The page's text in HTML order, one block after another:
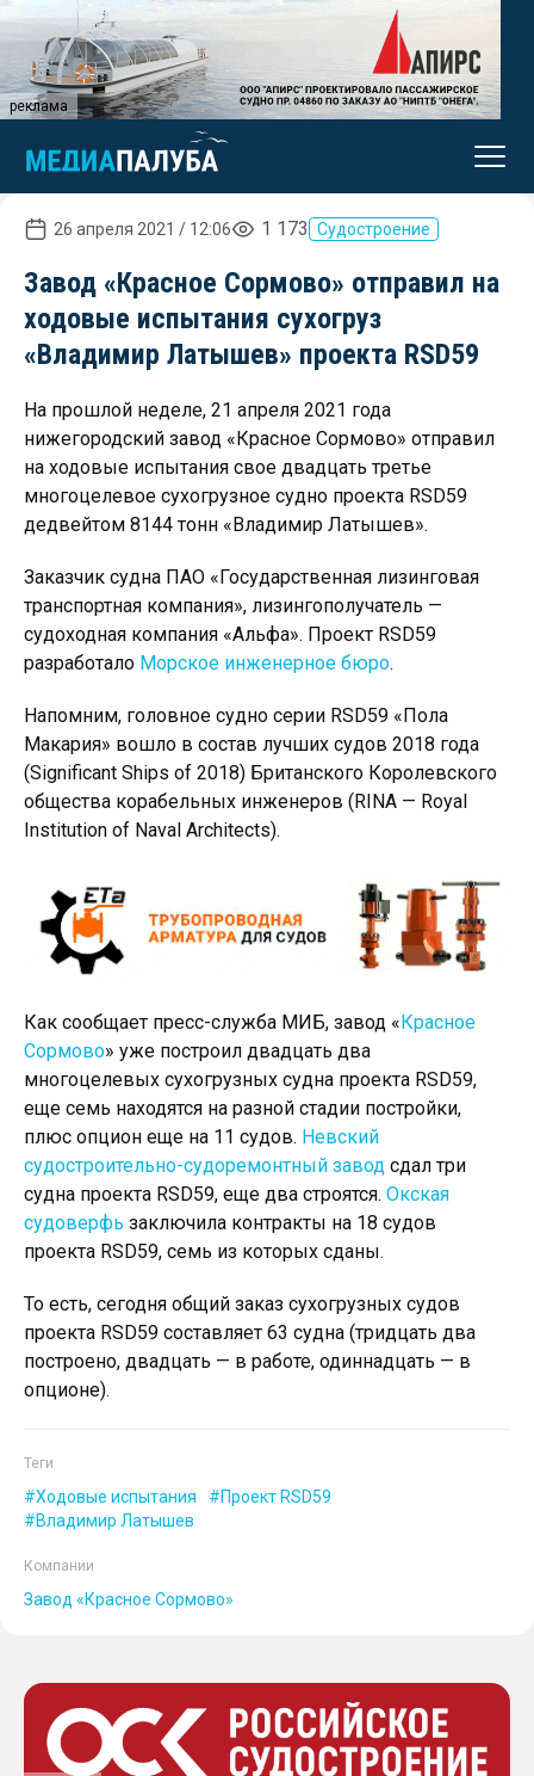
реклама
26 апреля 2021 / 12:06 1 173 Судостроение
Завод «Красное Сормово» отправил на
ходовые испытания сухогруз
«Владимир Латышев» проекта RSD59
На прошлой неделе, 21 апреля 2021 года
нижегородский завод «Красное Сормово» отправил
на ходовые испытания свое двадцать третье
многоцелевое сухогрузное судно проекта RSD59
дедвейтом 8144 тонн «Владимир Латышев».
Заказчик судна ПАО «Государственная лизинговая
транспортная компания», лизингополучатель —
судоходная компания «Альфа». Проект RSD59
разработало Морское инженерное бюро.
Напомним, головное судно серии RSD59 «Пола
Макария» вошло в состав лучших судов 2018 года
(Significant Ships of 2018) Британского Королевского
общества корабельных инженеров (RINA — Royal
Institution of Naval Architects).
Как сообщает пресс-служба МИБ, завод «Красное
Сормово» уже построил двадцать два
многоцелевых сухогрузных судна проекта RSD59,
еще семь находятся на разной стадии постройки,
плюс опцион еще на 11 судов. Невский
судостроительно-судоремонтный завод сдал три
судна проекта RSD59, еще два строятся. Окская
судоверфь заключила контракты на 18 судов
проекта RSD59, семь из которых сданы.
То есть, сегодня общий заказ сухогрузных судов
проекта RSD59 составляет 63 судна (тридцать два
построено, двадцать — в работе, одиннадцать — в
опционе).
Теги
Ходовые испытания
Проект RSD59
Владимир Латышев
Компании
Завод «Красное Сормово»